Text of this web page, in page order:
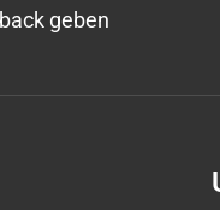
geben